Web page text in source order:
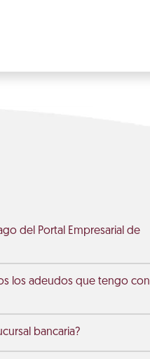
del Portal Empresarial de
los adeudos que tengo con
bancaria?